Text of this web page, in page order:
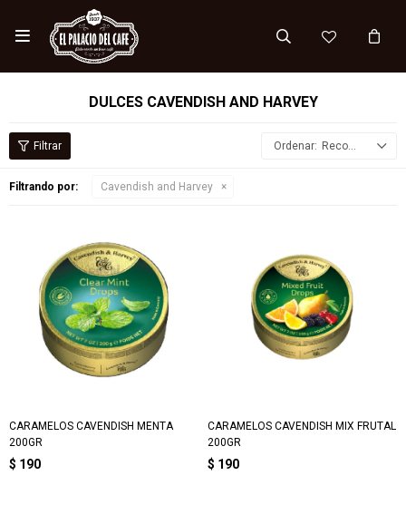

DULCES CAVENDISH AND HARVEY
Recomendados
Filtrando por: Cavendish and Harvey
CARAMELOS CAVENDISH MENTA
200GR
$ 190
CARAMELOS CAVENDISH MIX FRUTAL
200GR
$ 190